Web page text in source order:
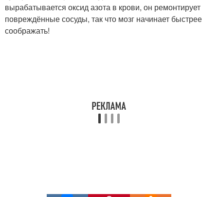
вырабатывается оксид азота в крови, он ремонтирует
повреждённые сосуды, так что мозг начинает быстрее
соображать!